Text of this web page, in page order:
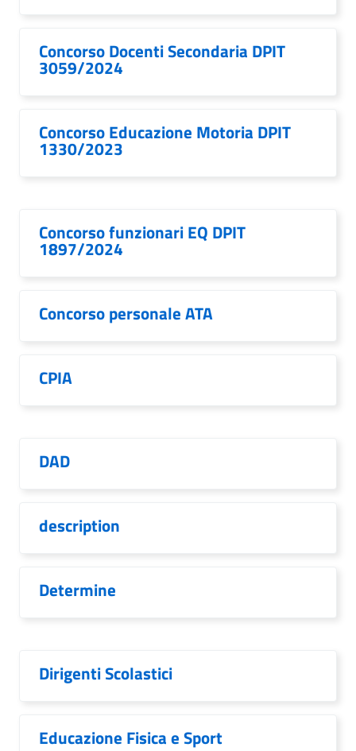
Concorso Docenti Secondaria DPIT
3059/2024
Concorso Educazione Motoria DPIT
1330/2023
Concorso funzionari EQ DPIT
1897/2024
Concorso personale ATA
CPIA
DAD
description
Determine
Dirigenti Scolastici
Educazione Fisica e Sport